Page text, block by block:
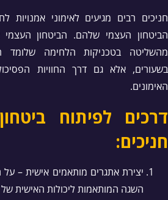
חניכים רבים מגיעים לאימוני
הביטחון העצמי שלהם. הביטחון
מהשליטה בטכניקות הלחימה שלומד
בשעורים, אלא גם דרך החוויות
האימונים.
דרכים לפיתוח
חניכים:
יצירת אתגרים מותאמים אישית –
השגה המותאמות ליכולות האישית של